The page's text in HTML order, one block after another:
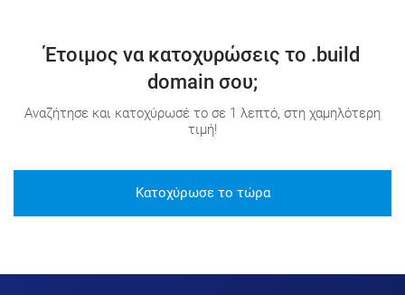
Έτοιμος να κατοχυρώσεις το .build
domain σου;
Αναζήτησε και κατοχύρωσέ το σε 1 λεπτό, στη χαμηλότερη
τιμή!
Κατοχύρωσε το τώρα